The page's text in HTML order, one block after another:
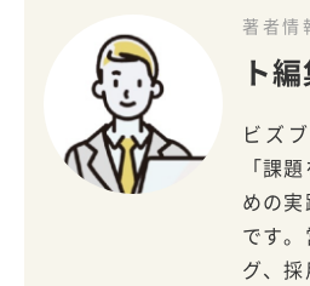
著者情
ト
ビズ
「課
めの
です
グ、採